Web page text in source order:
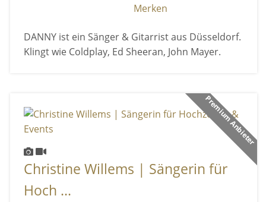
Merken
DANNY ist ein Sänger & Gitarrist aus Düsseldorf.
Klingt wie Coldplay, Ed Sheeran, John Mayer.
Premium Anbieter
Christine Willems | Sängerin für
Hoch ...